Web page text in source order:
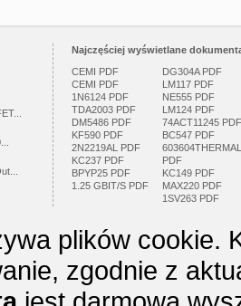
Najczęściej wyświetlane
CEMI PDF
CEMI PDF
1N6124 PDF
TDA2003 PDF
DM5486 PDF
KF590 PDF
2N2219AL PDF
KC237 PDF
BPYP25 PDF
1.25 GBIT/S PDF
DG304A PDF
LM117 PDF
NE555 PDF
LM124 PDF
74ACT11245 PDF
BC547 PDF
603604THERMAL
PDF
KC149 PDF
MAX220 PDF
1SV263 PDF
plików cookie.
zgodnie z